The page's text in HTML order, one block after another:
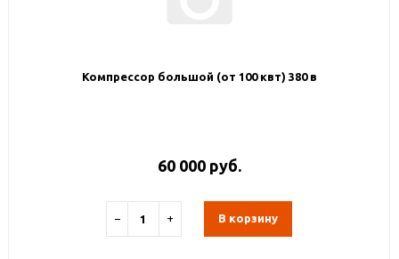
Компрессор большой (от 100 квт) 380 в
60 000 руб.
− + В корзину